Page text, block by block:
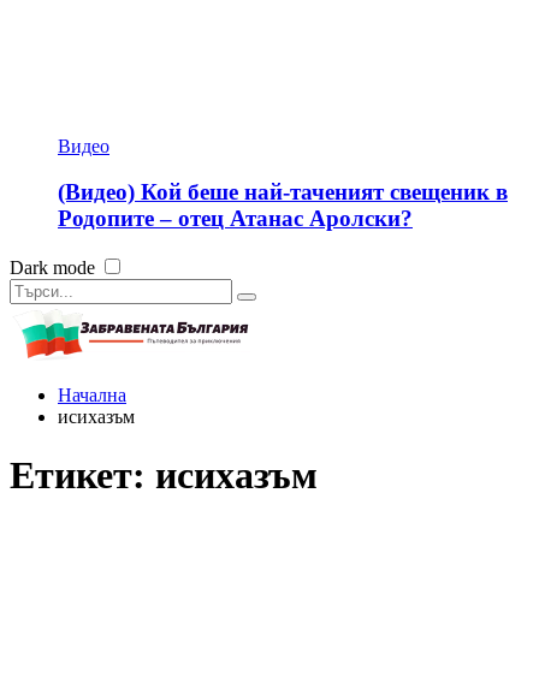
Видео
(Видео) Кой беше най-таченият свещеник в
Родопите – отец Атанас Аролски?
Dark mode
Начална
исихазъм
Етикет: исихазъм